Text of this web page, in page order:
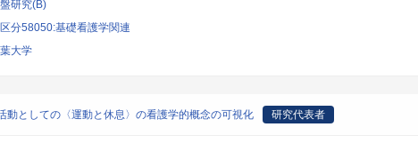
研究(B)
分58050:基礎看護学関連
大学
動としての〈運動と休息〉の看護学的概念の可視化 研究代表者